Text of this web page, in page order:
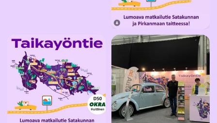
Tule moikkaamaan meitä OKRA25-
telttaamme Suomen...
13 0
🤩 Taikayöntien osasto Lahden
24 0